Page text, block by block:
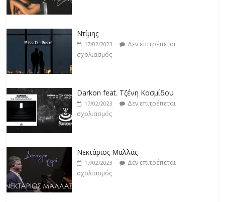
Ντίμης
17/02/2023
Δεν επιτρέπεται
σχολιασμός
Darkon feat. Τζένη Κοσμίδου
17/02/2023
Δεν επιτρέπεται
σχολιασμός
Νεκτάριος Μαλλάς
17/02/2023
Δεν επιτρέπεται
σχολιασμός